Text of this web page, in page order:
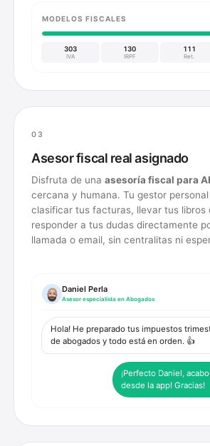
MODELOS FISCALES
303
IVA
130
IRPF
111
Ret.
03
Asesor fiscal real asignado
Disfruta de una asesoría fiscal para
cercana y humana. Tu gestor
clasificar tus facturas, llevar tus libros
responder a tus dudas directamente
llamada o email, sin centralitas ni
Daniel Perla
Asesor especialista en Abogados
Hola! He preparado tus impuestos
de abogados y todo está en orden. 👍
¡Perfecto Daniel,
desde la app! Gracias!